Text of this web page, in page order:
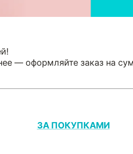
— оформляйте заказ на
ЗА ПОКУПКАМИ